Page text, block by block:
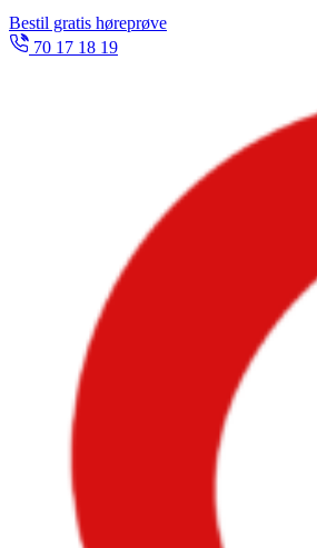
Bestil gratis høreprøve
70 17 18 19